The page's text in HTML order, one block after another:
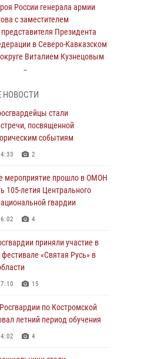
России генерала армии
с заместителем
Президента
в Северо-Кавказском
Виталием Кузнецовым
костромичей со
1
стали
военнослужащими и
Росгвардии
9
услуг» для
по линии Росгвардии
в честь князя
2
поступивших сигналов
НОВОСТИ
стали
посвященной
событиям
2
мероприятие прошло в ОМОН
105-летия Центрального
гвардии
4
приняли участие в
«Святая Русь» в
15
по Костромской
летний период обучения
4